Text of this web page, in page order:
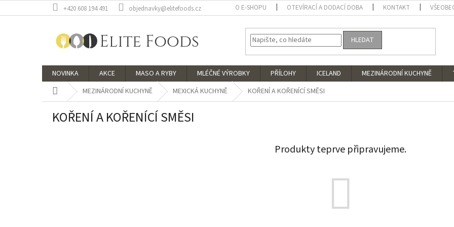
na
+420 608 194 491 objednavky@elitefoods.cz O E-SHOPU OTEVÍRACÍ A DODACÍ DOBA KONTAKT
HLEDAT
NOVINKA AKCE MASO A RYBY MLÉČNÉ VÝROBKY PŘÍLOHY ICELAND MEZINÁRODNÍ KUCHYNĚ
Domů MEZINÁRODNÍ KUCHYNĚ MEXICKÁ KUCHYNĚ KOŘENÍ A KOŘENÍCÍ SMĚSI
KOŘENÍ A KOŘENÍCÍ SMĚSI
Produkty teprve připravujeme.